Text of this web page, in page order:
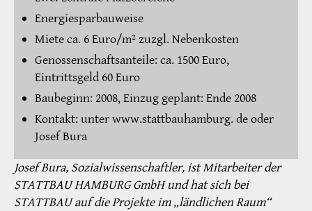
Energiesparbauweise
Miete ca. 6 Euro/m² zuzgl. Nebenkosten
Genossenschaftsanteile: ca. 1500 Euro,
Eintrittsgeld 60 Euro
Baubeginn: 2008, Einzug geplant: Ende 2008
Kontakt: unter www.stattbauhamburg. de oder
Josef Bura
Josef Bura, Sozialwissenschaftler, ist Mitarbeiter der
STATTBAU HAMBURG GmbH und hat sich bei
STATTBAU auf die Projekte im „ländlichen Raum“